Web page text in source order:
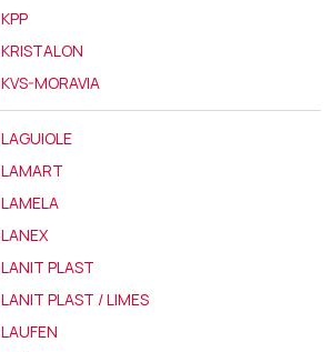
KPP
KRISTALON
KVS-MORAVIA
LAGUIOLE
LAMART
LAMELA
LANEX
LANIT PLAST
LANIT PLAST / LIMES
LAUFEN